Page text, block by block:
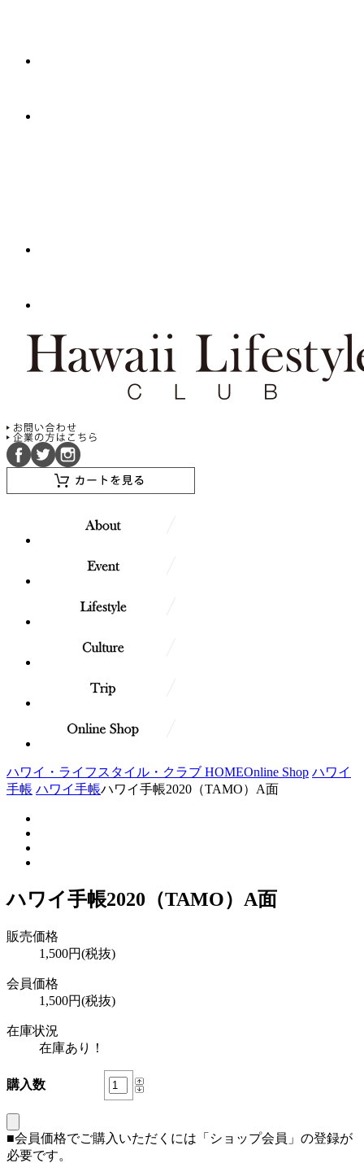
ハワイ・ライフスタイル・クラブ HOMEOnline Shop ハワイ
手帳 ハワイ手帳ハワイ手帳2020（TAMO）A面
ハワイ手帳2020（TAMO）A面
販売価格
1,500円(税抜)
会員価格
1,500円(税抜)
在庫状況
在庫あり！
購入数
■会員価格でご購入いただくには「ショップ会員」の登録が
必要です。